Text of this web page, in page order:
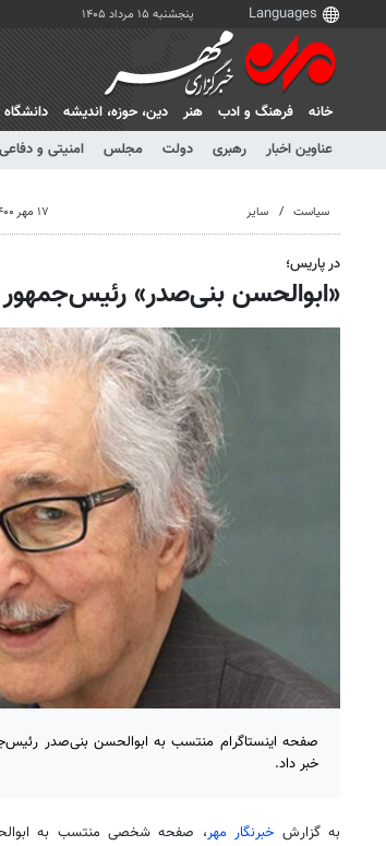
پنجشنبه ۱۵ مرداد ۱۴۰۵
خانه فرهنگ و ادب هنر دين، حوزه، انديشه
عناوین اخبار
رهبری دولت مجلس امنیتی و دفاعی
سیاست سایر ۱۷ مهر ۱۴۰۰، ۱۳:۱۸
در پاریس؛
«ابوالحسن بنی‌صدر» رئیس‌جمهور
صفحه اینستاگرام منتسب به ابوالحسن بنی‌صدر
خبر داد.
به گزارش خبرنگار مهر، صفحه شخصی منتسب به